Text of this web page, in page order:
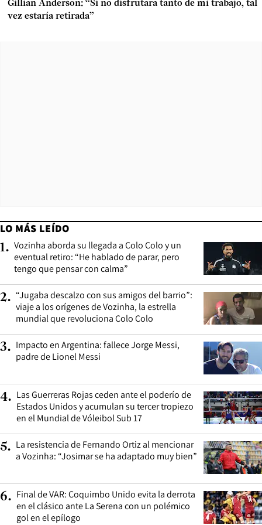
Gillian Anderson: “Si no disfrutara tanto de mi trabajo, tal
vez estaría retirada”
LO MÁS LEÍDO
1. Vozinha aborda su llegada a Colo Colo y un
eventual retiro: “He hablado de parar, pero
tengo que pensar con calma”
2. “Jugaba descalzo con sus amigos del barrio”:
viaje a los orígenes de Vozinha, la estrella
mundial que revoluciona Colo Colo
3. Impacto en Argentina: fallece Jorge Messi,
padre de Lionel Messi
4. Las Guerreras Rojas ceden ante el poderío de
Estados Unidos y acumulan su tercer tropiezo
en el Mundial de Vóleibol Sub 17
5. La resistencia de Fernando Ortiz al mencionar
a Vozinha: “Josimar se ha adaptado muy bien”
6. Final de VAR: Coquimbo Unido evita la derrota
en el clásico ante La Serena con un polémico
gol en el epílogo